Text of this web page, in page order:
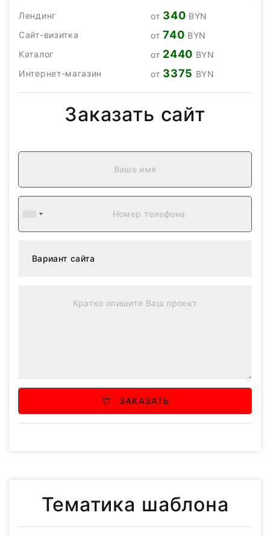
Лендинг от 340 BYN
Сайт-визитка
от740 BYN
Каталог
от 2440 BYN
Интернет-магазин
от 3375 BYN
Заказать сайт
ЗАКАЗАТЬ
Тематика шаблона